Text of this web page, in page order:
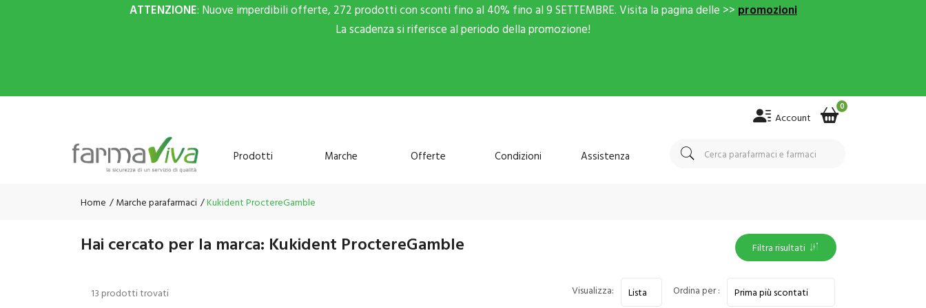
ATTENZIONE: Nuove imperdibili offerte, 272 prodotti con sconti fino al 40% fino al 9 SETTEMBRE. Visita la pagina delle >> promozioni
La scadenza si riferisce al periodo della promozione!
Account
0
Prodotti Marche Offerte Condizioni Assistenza
Home Marche parafarmaci Kukident ProctereGamble
Hai cercato per la marca: Kukident ProctereGamble Filtra risultati
13 prodotti trovati Visualizza: Ordina per :